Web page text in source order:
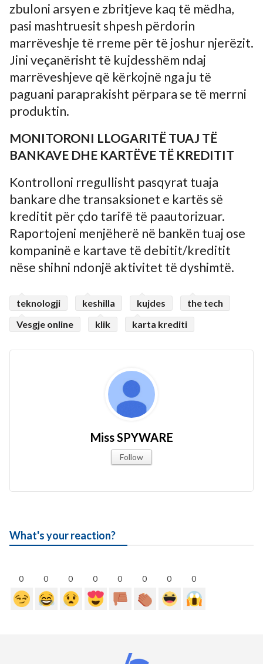
zbuloni arsyen e zbritjeve kaq të mëdha,
pasi mashtruesit shpesh përdorin
marrëveshje të rreme për të joshur njerëzit.
Jini veçanërisht të kujdesshëm ndaj
marrëveshjeve që kërkojnë nga ju të
paguani paraprakisht përpara se të merrni
produktin.
MONITORONI LLOGARITË TUAJ TË
BANKAVE DHE KARTËVE TË KREDITIT
Kontrolloni rregullisht pasqyrat tuaja
bankare dhe transaksionet e kartës së
kreditit për çdo tarifë të paautorizuar.
Raportojeni menjëherë në bankën tuaj ose
kompaninë e kartave të debitit/kreditit
nëse shihni ndonjë aktivitet të dyshimtë.
teknologji keshilla kujdes
the tech
Vesgje online
klik karta krediti
Miss SPYWARE
Follow
What's your reaction?
0 0 0 0 0 0 0 0